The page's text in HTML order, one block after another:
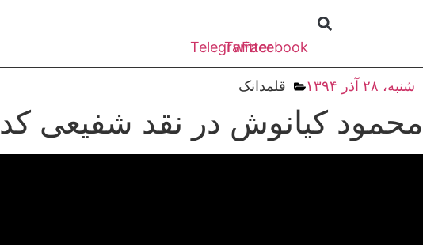
Facebook
Twitter
Telegram
شنبه، ۲۸ آذر ۱۳۹۴ قلمدانک
محمود کیانوش در نقد شفیعی